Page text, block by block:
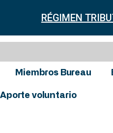
RÉGIMEN
Miembros Bureau
Aporte voluntario